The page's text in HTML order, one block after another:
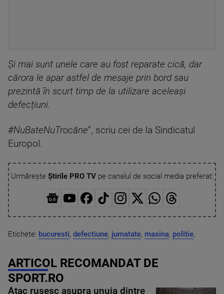
Și mai sunt unele care au fost reparate cică, dar
cărora le apar astfel de mesaje prin bord sau
prezintă în scurt timp de la utilizare aceleași
defecțiuni.
#NuBateNuTrocăne”, scriu cei de la Sindicatul
Europol.
Urmărește Știrile PRO TVpe canalul de social media preferat:
Etichete: bucuresti, defectiune, jumatate, masina, politie,
ARTICOL RECOMANDAT DE
SPORT.RO
Atac rusesc asupra unuia dintre